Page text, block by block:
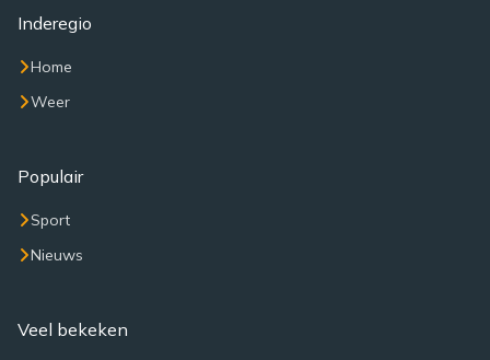
Inderegio
Home
Weer
Populair
Sport
Nieuws
Veel bekeken